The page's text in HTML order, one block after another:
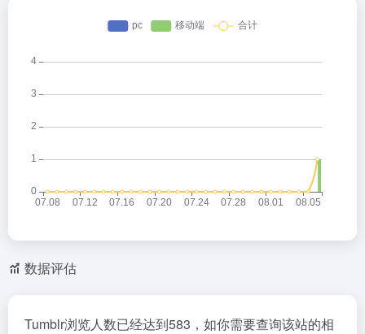
数据评估
Tumblr浏览人数已经达到583，如你需要查询该站的相